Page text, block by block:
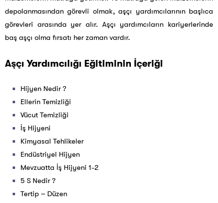
depolanmasından görevli olmak, aşçı yardımcılarının başlıca
görevleri arasında yer alır. Aşçı yardımcıların kariyerlerinde
baş aşçı olma fırsatı her zaman vardır.
Aşçı Yardımcılığı Eğitiminin İçeriği
Hijyen Nedir ?
Ellerin Temizliği
Vücut Temizliği
İş Hijyeni
Kimyasal Tehlikeler
Endüstriyel Hijyen
Mevzuatta İş Hijyeni 1-2
5 S Nedir ?
Tertip – Düzen